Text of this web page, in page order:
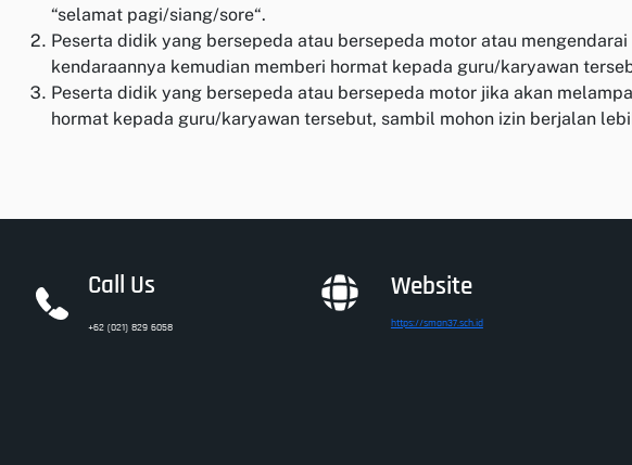
“selamat pagi/siang/sore“.
Peserta didik yang bersepeda atau bersepeda motor atau
kendaraannya kemudian memberi hormat kepada guru/karyawan
Peserta didik yang bersepeda atau bersepeda motor jika akan
hormat kepada guru/karyawan tersebut, sambil mohon izin berjalan
Call Us
+62 (021) 829 6058
Website
https://sman37.sch.id